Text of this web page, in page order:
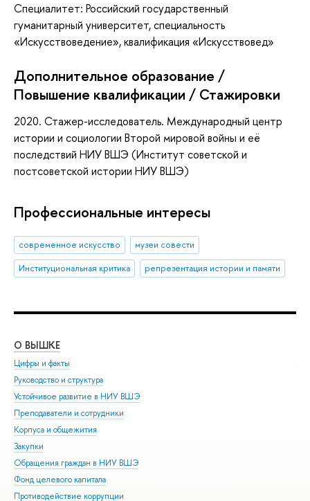
Специалитет: Российский государственный
гуманитарный университет, специальность
«Искусствоведение», квалификация «Искусствовед»
Дополнительное образование /
Повышение квалификации / Стажировки
2020. Стажер-исследователь. Международный центр
истории и социологии Второй мировой войны и её
последствий НИУ ВШЭ (Институт советской и
постсоветской истории НИУ ВШЭ)
Профессиональные интересы
современное искусство
музеи совести
Институциональная критика
репрезентация истории и памяти
О ВЫШКЕ
Цифры и факты
Руководство и структура
Устойчивое развитие в НИУ ВШЭ
Преподаватели и сотрудники
Корпуса и общежития
Закупки
Обращения граждан в НИУ ВШЭ
Фонд целевого капитала
Противодействие коррупции